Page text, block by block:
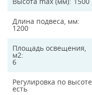
Длина подвеса, мм
1200
Площадь освещения,
м2
6
Регулировка по высоте
есть